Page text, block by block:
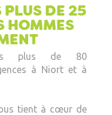
PLUS DE 25
HOMMES
plus de 80
à Niort et à
tient à cœur de